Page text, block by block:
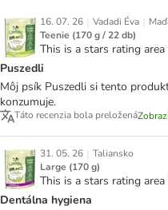
16. 07. 26 | Vadadi Éva |
Teenie (170 g / 22 db)
This is a stars rating
Puszedli
Môj psík Puszedli si tento
konzumuje.
Táto recenzia bola preložená
31. 05. 26 | Taliansko
Large (170 g)
This is a stars rating
Dentálna hygiena